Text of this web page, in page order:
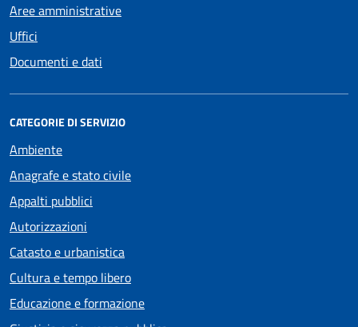
Aree amministrative
Uffici
Documenti e dati
CATEGORIE DI SERVIZIO
Ambiente
Anagrafe e stato civile
Appalti pubblici
Autorizzazioni
Catasto e urbanistica
Cultura e tempo libero
Educazione e formazione